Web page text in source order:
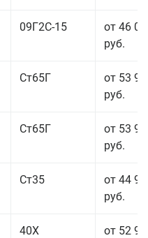
09Г2С-15
от 46
руб.
Ст65Г
от 53
руб.
Ст65Г
от 53
руб.
Ст35
от 44
руб.
40Х
от 52